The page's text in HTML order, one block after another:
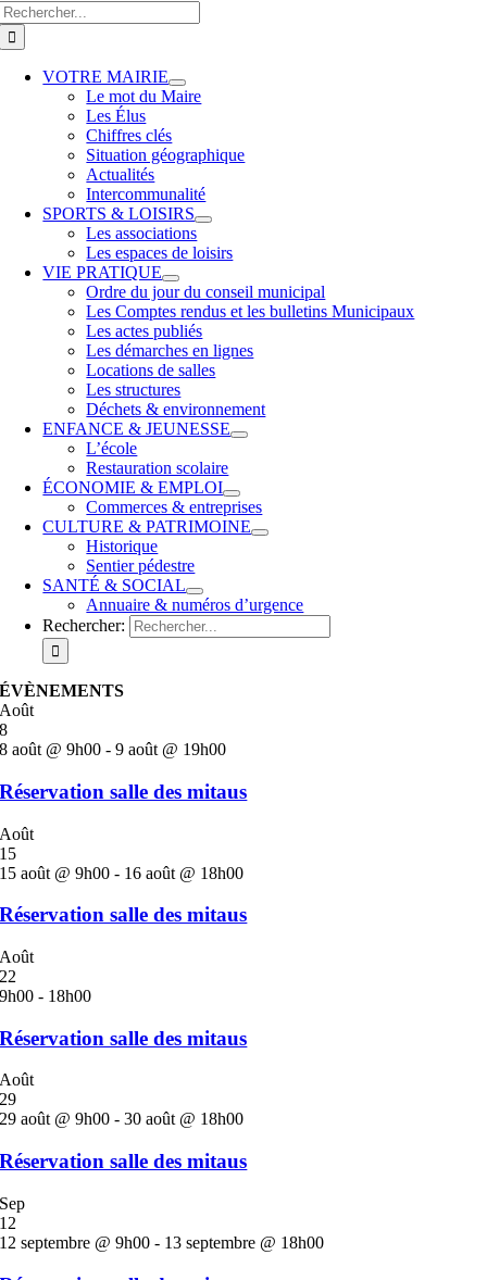
VOTRE MAIRIE
Le mot du Maire
Les Élus
Chiffres clés
Situation géographique
Actualités
Intercommunalité
SPORTS & LOISIRS
Les associations
Les espaces de loisirs
VIE PRATIQUE
Ordre du jour du conseil municipal
Les Comptes rendus et les bulletins Municipaux
Les actes publiés
Les démarches en lignes
Locations de salles
Les structures
Déchets & environnement
ENFANCE & JEUNESSE
L’école
Restauration scolaire
ÉCONOMIE & EMPLOI
Commerces & entreprises
CULTURE & PATRIMOINE
Historique
Sentier pédestre
SANTÉ & SOCIAL
Annuaire & numéros d’urgence
Rechercher:
ÉVÈNEMENTS
Août
8
8 août @ 9h00 -9 août @ 19h00
Réservation salle des mitaus
Août
15
15 août @ 9h00 - 16 août @ 18h00
Réservation salle des mitaus
Août
22
9h00 - 18h00
Réservation salle des mitaus
Août
29
29 août @ 9h00 -30 août @ 18h00
Réservation salle des mitaus
Sep
12
12 septembre @ 9h00 - 13 septembre @ 18h00